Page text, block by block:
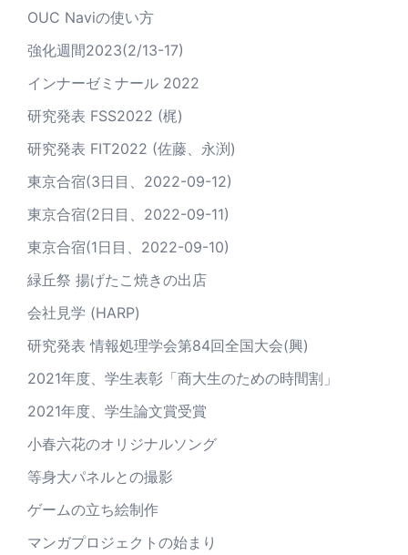
OUC Naviの使い方
強化週間2023(2/13-17)
インナーゼミナール 2022
研究発表 FSS2022 (梶)
研究発表 FIT2022 (佐藤、永渕)
東京合宿(3日目、2022-09-12)
東京合宿(2日目、2022-09-11)
東京合宿(1日目、2022-09-10)
緑丘祭 揚げたこ焼きの出店
会社見学 (HARP)
研究発表 情報処理学会第84回全国大会(興)
2021年度、学生表彰「商大生のための時間割」
2021年度、学生論文賞受賞
小春六花のオリジナルソング
等身大パネルとの撮影
ゲームの立ち絵制作
マンガプロジェクトの始まり